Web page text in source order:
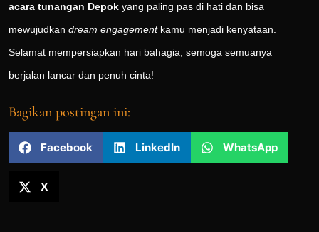
acara tunangan Depok yang paling pas di hati dan bisa
mewujudkan dream engagementkamu menjadi kenyataan.
Selamat mempersiapkan hari bahagia, semoga semuanya
berjalan lancar dan penuh cinta!
Bagikan postingan ini:
Facebook LinkedIn WhatsApp
X